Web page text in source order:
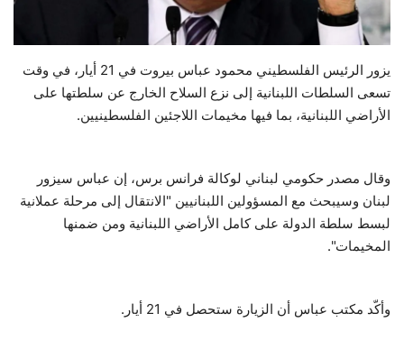
يزور الرئيس الفلسطيني محمود عباس بيروت في 21 أيار، في وقت
تسعى السلطات اللبنانية إلى نزع السلاح الخارج عن سلطتها على
الأراضي اللبنانية، بما فيها مخيمات اللاجئين الفلسطينيين.
وقال مصدر حكومي لبناني لوكالة فرانس برس، إن عباس سيزور
لبنان وسيبحث مع المسؤولين اللبنانيين "الانتقال إلى مرحلة عملانية
لبسط سلطة الدولة على كامل الأراضي اللبنانية ومن ضمنها
المخيمات".
وأكّد مكتب عباس أن الزيارة ستحصل في 21 أيار.